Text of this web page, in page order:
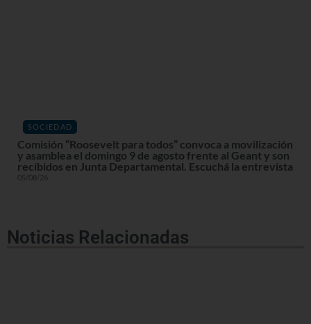
SOCIEDAD
Comisión “Roosevelt para todos” convoca a movilización
y asamblea el domingo 9 de agosto frente al Geant y son
recibidos en Junta Departamental. Escuchá la entrevista
05/08/26
Noticias Relacionadas